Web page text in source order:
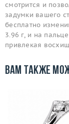
смотрится и
задумки вашего
бесплатно
3.96 г, и на
привлекая
Вам также